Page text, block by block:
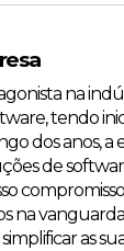
na
tendo
dos anos,
de
na
as